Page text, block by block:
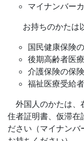
マイナンバー
お持ちのかたは
国民健康保険
後期高齢者医
介護保険の保
福祉医療受給
外国人のかたは、
住者証明書、仮滞在
ださい（マイナンバ